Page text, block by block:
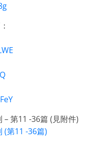
– 第11 -36篇 (見附件)
(第11 -36篇)